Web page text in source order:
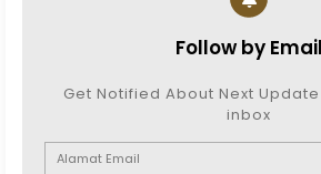
Follow by Email
Get Notified About Next
inbox